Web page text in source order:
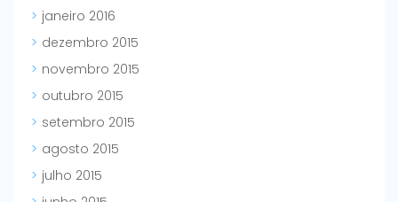
janeiro 2016
dezembro 2015
novembro 2015
outubro 2015
setembro 2015
agosto 2015
julho 2015